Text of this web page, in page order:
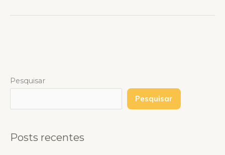
Pesquisar
Pesquisar
Posts recentes